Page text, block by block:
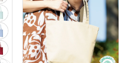
価格なコットンバッグです。
マチなしタイプですが大きさ
があるので、サブバッグやお
買い物バッグとしてマルチに
使えます。大容量ながら小さ
く折りたため。日々の生活を